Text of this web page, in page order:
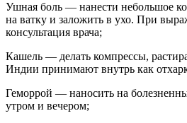
Ушная боль — нанести небольшое
на ватку и заложить в ухо. При
консультация врача;
Кашель — делать компрессы,
Индии принимают внутрь как
Геморрой — наносить на
утром и вечером;